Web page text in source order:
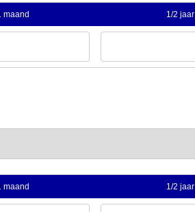
maand 1/2 jaar
maand 1/2 jaar